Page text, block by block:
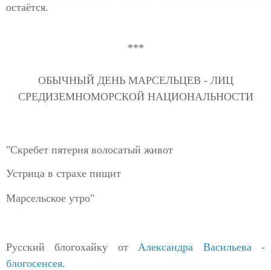
остаётся.
***
ОБЫЧНЫЙ ДЕНЬ МАРСЕЛЬЦЕВ - ЛИЦ
СРЕДИЗЕМНОМОРСКОЙ НАЦИОНАЛЬНОСТИ
"Скребет пятерня волосатый живот
Устрица в страхе пищит
Марсельское утро"
Русский блогохайку от Александра Васильева -
блогосенсея.